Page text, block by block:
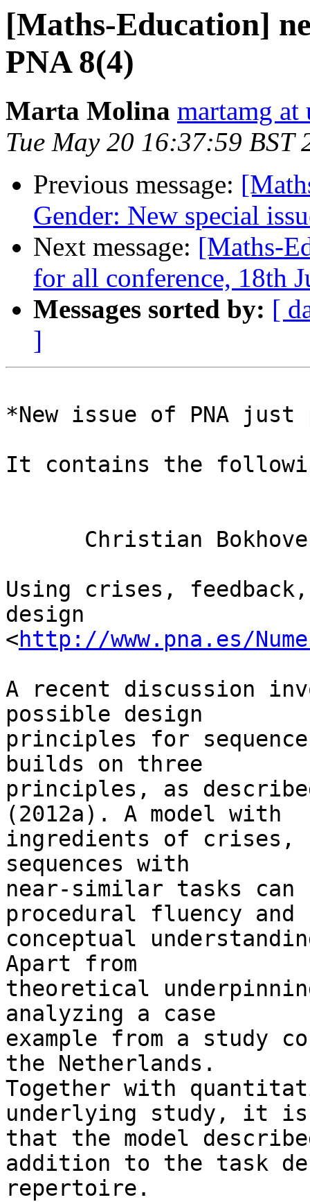
[Maths-Education]
PNA 8(4)
Marta Molina martamg at
Tue May 20 16:37:59 BST
Previous message:
Gender: New special
Next message: [Maths-
for all conference, 18th
Messages sorted by: [
]
*New issue of PNA
It contains the
Using crises,
design
<http://www.pna.es/
A recent discussion
possible design
principles for
builds on three
principles, as
(2012a). A model with
ingredients of crises,
sequences with
near-similar tasks can
procedural fluency and
conceptual
Apart from
theoretical
analyzing a case
example from a study
the Netherlands.
Together with
underlying study, it is
that the model
addition to the task
repertoire.